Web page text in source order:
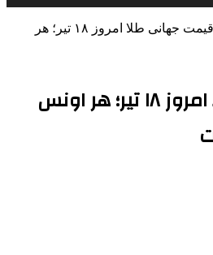
قیمت جهانی طلا امروز ۱۸ تیر؛ هر
قیمت جهانی طلا امروز ۱۸ تیر؛ هر اونس